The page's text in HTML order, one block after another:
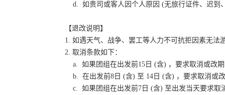
d. 如贵司或客人因个人原因 (无旅行证件、迟到
【退改说明】
1. 如遇天气、战争、罢工等人力不可抗拒因素无
2. 取消条款如下：
a. 如果团组在出发前15日 (含) ，要求取消或改
b. 在出发前8日 (含) 至 14日 (含) ，要求取消或
c. 如果团组在出发前7日 (含) 至出发当天要求取